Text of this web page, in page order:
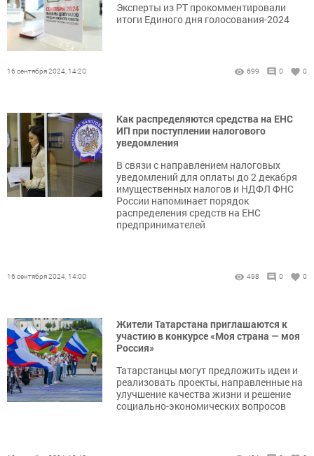
Эксперты из РТ прокомментировали
итоги Единого дня голосования-2024
16 сентября 2024, 14:20 699 0 0
Как распределяются средства на ЕНС
ИП при поступлении налогового
уведомления
В связи с направлением налоговых
уведомлений для оплаты до 2 декабря
имущественных налогов и НДФЛ ФНС
России напоминает порядок
распределения средств на ЕНС
предпринимателей
16 сентября 2024, 14:00 498 0 0
Жители Татарстана приглашаются к
участию в конкурсе «Моя страна — моя
Россия»
Татарстанцы могут предложить идеи и
реализовать проекты, направленные на
улучшение качества жизни и решение
социально-экономических вопросов